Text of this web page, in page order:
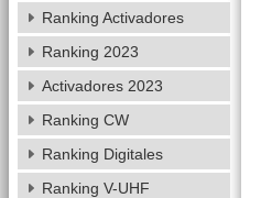
Ranking Activadores
Ranking 2023
Activadores 2023
Ranking CW
Ranking Digitales
Ranking V-UHF